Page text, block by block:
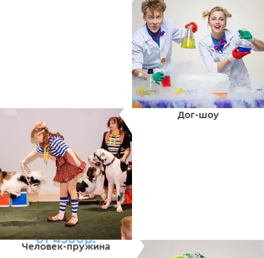
Дог-шоу
Человек-пружина
от 4500р.